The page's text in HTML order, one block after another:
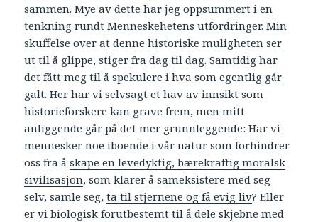
sammen. Mye av dette har jeg oppsummert i en
tenkning rundtMenneskehetens utfordringer. Min
skuffelse over at denne historiske muligheten ser
ut til å glippe, stiger fra dag til dag. Samtidig har
det fått meg til å spekulere i hva som egentlig går
galt. Her har vi selvsagt et hav av innsikt som
historieforskere kan grave frem, men mitt
anliggende går på det mer grunnleggende: Har vi
mennesker noe iboende i vår natur som forhindrer
oss fra åskape en levedyktig, bærekraftig moralsk
sivilisasjon, som klarer å sameksistere med seg
selv, samle seg,ta til stjernene og få evig liv? Eller
ervi biologisk forutbestemt til å dele skjebne med